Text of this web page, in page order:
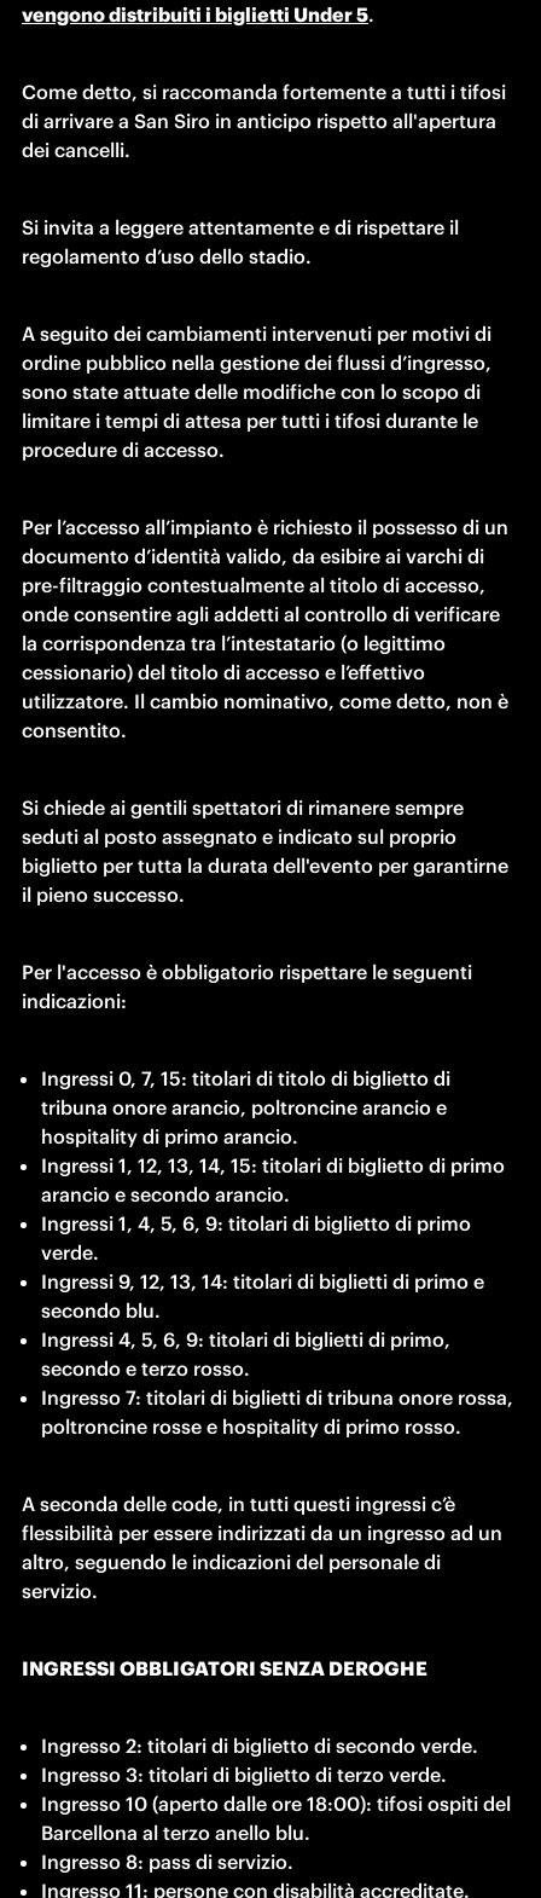
vengono distribuiti i biglietti Under 5.
Come detto, si raccomanda fortemente a tutti i tifosi
di arrivare a San Siro in anticipo rispetto all'apertura
dei cancelli.
Si invita a leggere attentamente e di rispettare il
regolamento d’uso dello stadio.
A seguito dei cambiamenti intervenuti per motivi di
ordine pubblico nella gestione dei flussi d’ingresso,
sono state attuate delle modifiche con lo scopo di
limitare i tempi di attesa per tutti i tifosi durante le
procedure di accesso.
Per l’accesso all’impianto è richiesto il possesso di un
documento d’identità valido, da esibire ai varchi di
pre-filtraggio contestualmente al titolo di accesso,
onde consentire agli addetti al controllo di verificare
la corrispondenza tra l’intestatario (o legittimo
cessionario) del titolo di accesso e l’effettivo
utilizzatore. Il cambio nominativo, come detto, non è
consentito.
Si chiede ai gentili spettatori di rimanere sempre
seduti al posto assegnato e indicato sul proprio
biglietto per tutta la durata dell'evento per garantirne
il pieno successo.
Per l'accesso è obbligatorio rispettare le seguenti
indicazioni:
Ingressi 0, 7, 15: titolari di titolo di biglietto di
tribuna onore arancio, poltroncine arancio e
hospitality di primo arancio.
Ingressi 1, 12, 13, 14, 15: titolari di biglietto di primo
arancio e secondo arancio.
Ingressi 1, 4, 5, 6, 9: titolari di biglietto di primo
verde.
Ingressi 9, 12, 13, 14: titolari di biglietti di primo e
secondo blu.
Ingressi 4, 5, 6, 9: titolari di biglietti di primo,
secondo e terzo rosso.
Ingresso 7: titolari di biglietti di tribuna onore rossa,
poltroncine rosse e hospitality di primo rosso.
A seconda delle code, in tutti questi ingressi c’è
flessibilità per essere indirizzati da un ingresso ad un
altro, seguendo le indicazioni del personale di
servizio.
INGRESSI OBBLIGATORI SENZA DEROGHE
Ingresso 2: titolari di biglietto di secondo verde.
Ingresso 3: titolari di biglietto di terzo verde.
Ingresso 10 (aperto dalle ore 18:00): tifosi ospiti del
Barcellona al terzo anello blu.
Ingresso 8: pass di servizio.
Ingresso 11: persone con disabilità accreditate.